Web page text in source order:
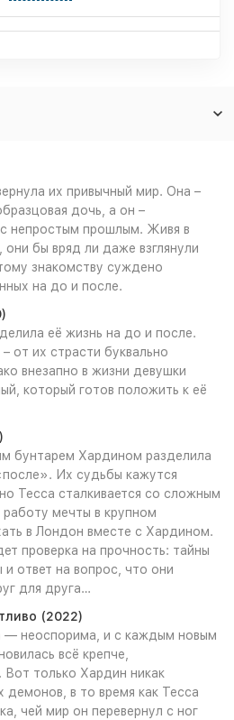
их привычный мир. Она –
дочь, а он –
с непростым прошлым. Живя в
они бы вряд ли даже взглянули
знакомству суждено
на до и после.
её жизнь на до и после.
от их страсти буквально
внезапно в жизни девушки
который готов положить к её
бунтарем Хардином разделила
Их судьбы кажутся
Тесса сталкивается со сложным
мечты в крупном
в Лондон вместе с Хардином.
проверка на прочность: тайны
ответ на вопрос, что они
для друга…
(2022)
— неоспорима, и с каждым новым
всё крепче,
Вот только Хардин никак
демонов, в то время как Тесса
чей мир он перевернул с ног